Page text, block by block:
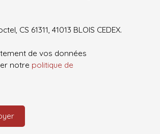
CS 61311, 41013 BLOIS CEDEX.
de vos données
notre politique de